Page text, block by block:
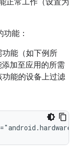
正常工作（设置为
能：
能（如下例所
加至应用的所需
能的设备上过滤